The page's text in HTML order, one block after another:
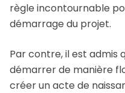
règle incontournable
démarrage du projet.
Par contre, il est admis
démarrer de manière
créer un acte de